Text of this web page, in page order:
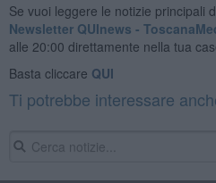
Se vuoi leggere le notizie principali
Newsletter QUInews -
alle 20:00 direttamente nella tua
Basta cliccare QUI
Ti potrebbe interessare